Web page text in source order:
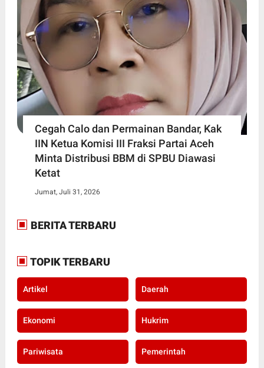
Cegah Calo dan Permainan Bandar, Kak
IIN Ketua Komisi III Fraksi Partai Aceh
Minta Distribusi BBM di SPBU Diawasi
Ketat
Jumat, Juli 31, 2026
BERITA TERBARU
TOPIK TERBARU
Artikel Daerah
Ekonomi Hukrim
Pariwisata Pemerintah